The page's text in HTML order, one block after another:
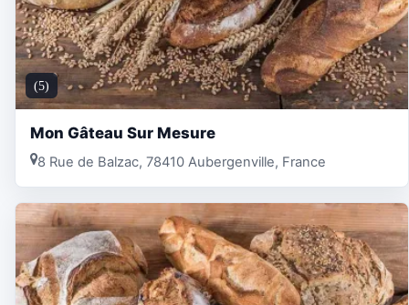
(5)
Mon Gâteau Sur Mesure
8 Rue de Balzac, 78410 Aubergenville, France